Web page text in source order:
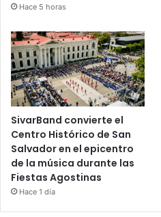
Hace 5 horas
SivarBand convierte el
Centro Histórico de San
Salvador en el epicentro
de la música durante las
Fiestas Agostinas
Hace 1 día